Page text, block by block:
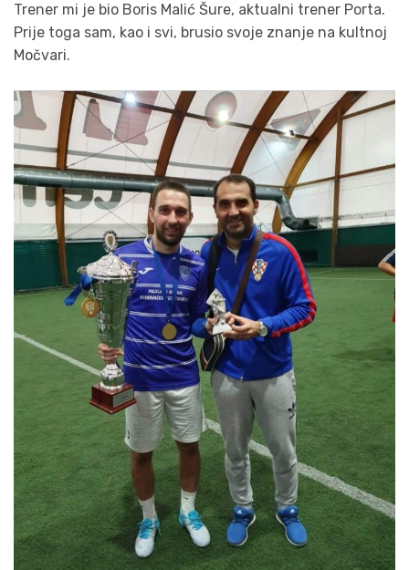
Trener mi je bio Boris Malić Šure, aktualni trener Porta.
Prije toga sam, kao i svi, brusio svoje znanje na kultnoj
Močvari.